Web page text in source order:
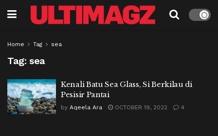
Home Tag sea
Tag: sea
Kenali Batu Sea Glass, Si Berkilau di
Pesisir Pantai
by Aqeela Ara OCTOBER 19, 2022 4